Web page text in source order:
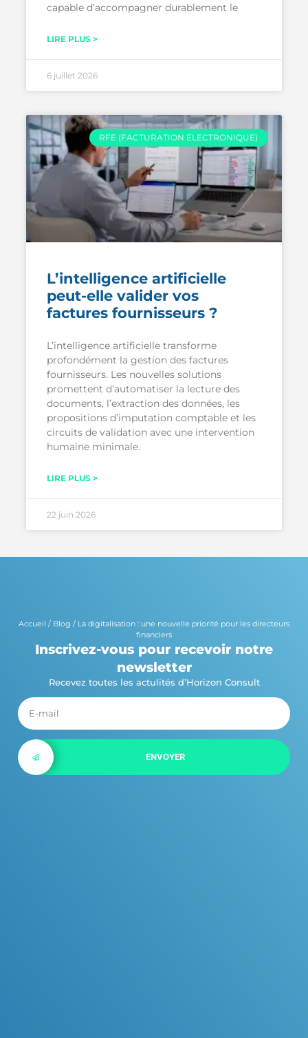
capable d’accompagner durablement le
LIRE PLUS >
6 juillet 2026
RFE (FACTURATION ÉLECTRONIQUE)
L’intelligence artificielle
peut-elle valider vos
factures fournisseurs ?
L’intelligence artificielle transforme
profondément la gestion des factures
fournisseurs. Les nouvelles solutions
promettent d’automatiser la lecture des
documents, l’extraction des données, les
propositions d’imputation comptable et les
circuits de validation avec une intervention
humaine minimale.
LIRE PLUS >
22 juin 2026
Accueil / Blog / La digitalisation : une nouvelle priorité pour les directeurs
financiers
Inscrivez-vous pour recevoir notre
newsletter
Recevez toutes les actulités d’Horizon Consult
ENVOYER